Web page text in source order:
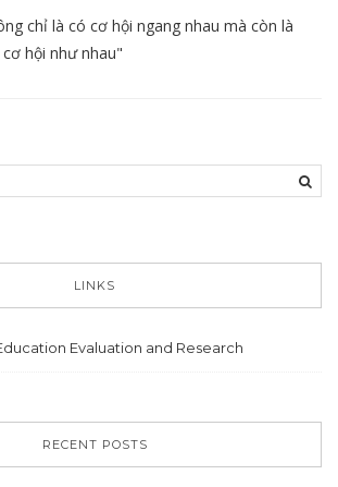
chỉ là có cơ hội ngang nhau mà còn là
hội như nhau"
LINKS
Evaluation and Research
RECENT POSTS